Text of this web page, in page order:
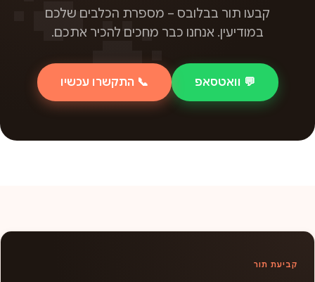
קבעו תור בבלובס – מספרת הכלבים שלכם
במודיעין. אנחנו כבר מחכים להכיר אתכם.
💬 וואטסאפ 📞 התקשרו עכשיו
קביעת תור